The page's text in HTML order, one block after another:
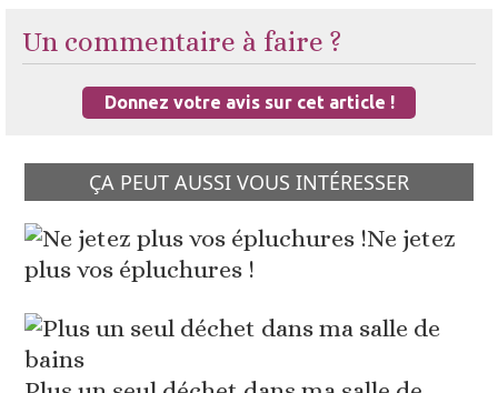
Un commentaire à faire ?
Donnez votre avis sur cet article !
ÇA PEUT AUSSI VOUS INTÉRESSER
Ne jetez
plus vos épluchures !